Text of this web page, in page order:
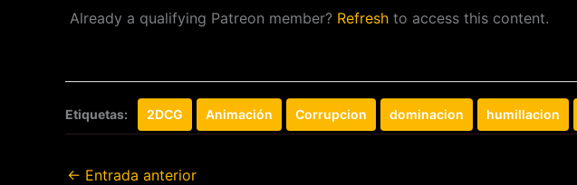
Already a qualifying Patreon member? Refresh to access this content.
Etiquetas: 2DCG Animación Corrupcion dominacion humillacion
← Entrada anterior